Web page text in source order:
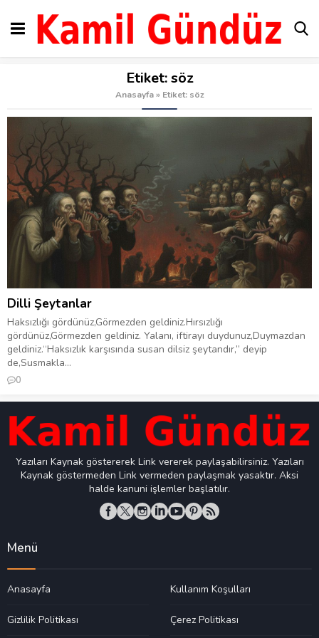
Etiket:söz
Anasayfa » Etiket: söz
Dilli Şeytanlar
Haksızlığı gördünüz,Görmezden geldiniz.Hırsızlığı
gördünüz,Görmezden geldiniz. Yalanı, iftirayı duydunuz,Duymazdan
geldiniz.“Haksızlık karşısında susan dilsiz şeytandır,” deyip
de,Susmakla...
0
Yazıları Kaynak göstererek Link vererek paylaşabilirsiniz. Yazıları
Kaynak göstermeden Link vermeden paylaşmak yasaktır. Aksi
halde kanuni işlemler başlatılır.
Menü
Anasayfa Kullanım Koşulları
Gizlilik Politikası Çerez Politikası